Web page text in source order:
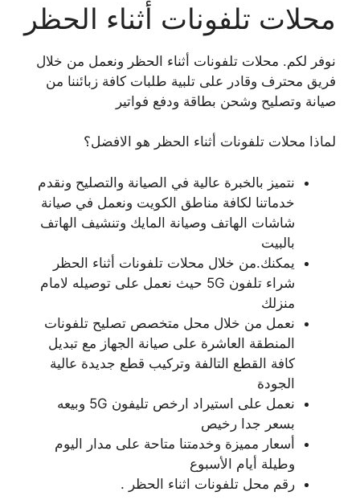
محلات تلفونات أثناء الحظر
نوفر لكم. محلات تلفونات أثناء الحظر ونعمل من خلال
فريق محترف وقادر على تلبية طلبات كافة زبائننا من
صيانة وتصليح وشحن بطاقة ودفع فواتير
لماذا محلات تلفونات أثناء الحظر هو الافضل؟
نتميز بالخبرة عالية في الصيانة والتصليح ونقدم
خدماتنا لكافة مناطق الكويت ونعمل في صيانة
شاشات الهاتف وصيانة المايك وتنشيف الهاتف
بالبيت
يمكنك.من خلال محلات تلفونات أثناء الحظر
شراء تلفون 5G حيث نعمل على توصيله لامام
منزلك
نعمل من خلال محل متخصص تصليح تلفونات
المنطقة العاشرة على صيانة الجهاز مع تبديل
كافة القطع التالفة وتركيب قطع جديدة عالية
الجودة
نعمل على استيراد ارخص تليفون 5G وبيعه
بسعر جدا رخيص
أسعار مميزة وخدمتنا متاحة على مدار اليوم
وطيلة أيام الأسبوع
رقم محل تلفونات اثناء الحظر .